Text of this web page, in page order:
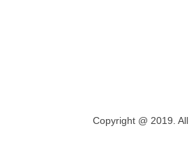
Copyright @ 2019.